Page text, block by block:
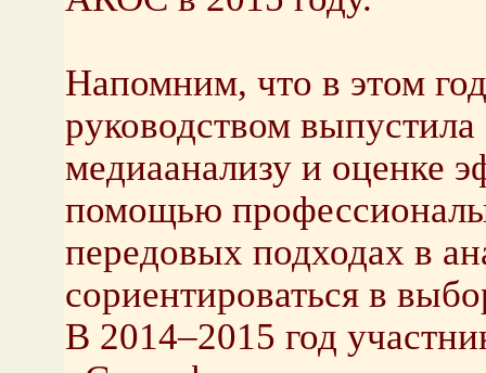
Напомним, что в этом
руководством
медиаанализу и оценке
помощью
передовых подходах в
сориентироваться в
В 2014–2015 год